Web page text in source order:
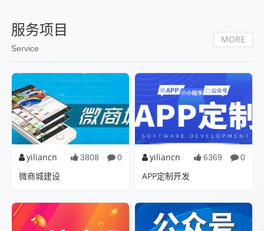
服务项目
Service
MORE
yiliancn 3808 0
微商城建设
微信的一种传媒方式中的一种
商业运用，微信的当前的火...
yiliancn 6369 0
APP定制开发